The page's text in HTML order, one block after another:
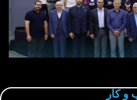
و کار